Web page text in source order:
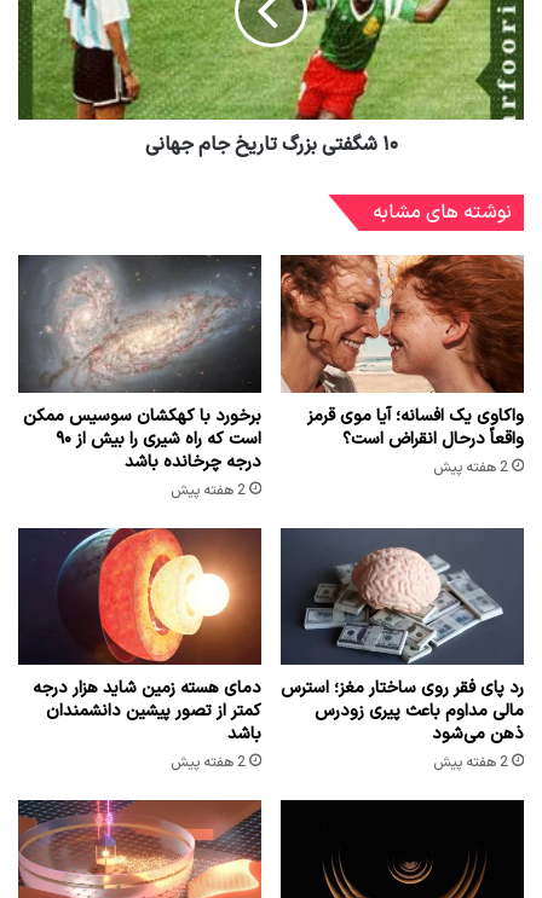
۱۰ شگفتی بزرگ تاریخ جام جهانی
نوشته های مشابه
واکاوی یک افسانه؛ آیا موی قرمز
واقعاً درحال انقراض است؟
2 هفته پیش
برخورد با کهکشان سوسیس ممکن
است که راه شیری را بیش از ۹۰
درجه چرخانده باشد
2 هفته پیش
رد پای فقر روی ساختار مغز؛ استرس
مالی مداوم باعث پیری زودرس
ذهن می‌شود
2 هفته پیش
دمای هسته زمین شاید هزار درجه
کمتر از تصور پیشین دانشمندان
باشد
2 هفته پیش